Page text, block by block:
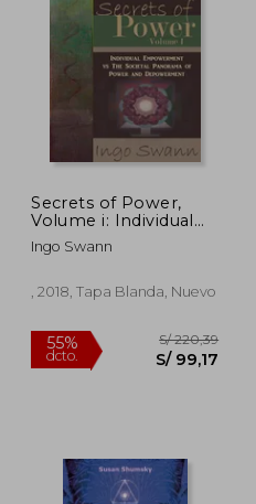
dcto. S/
Secrets of Power,
Volume i: Individual
Empowerment vs
the Societal
and Depowerment
Ingo Swann
, 2018, Tapa Blanda, Nuevo